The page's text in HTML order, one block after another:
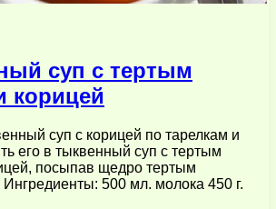
суп с тертым
корицей
суп с корицей по тарелкам и
его в тыквенный суп с тертым
посыпав щедро тертым
500 мл. молока 450 г.